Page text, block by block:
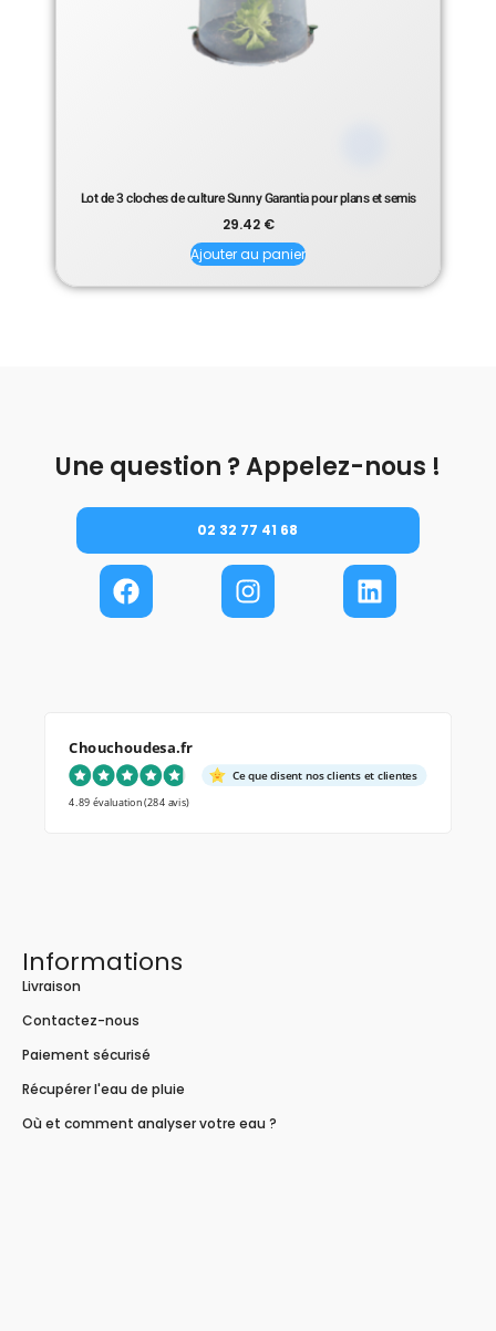
Lot de 3 cloches de culture Sunny Garantia pour plans et semis
29.42 €
Ajouter au panier
Une question ? Appelez-nous !
02 32 77 41 68
Chouchoudesa.fr
Ce que disent nos clients et clientes
4.89 évaluation(284 avis)
Informations
Livraison
Contactez-nous
Paiement sécurisé
Récupérer l'eau de pluie
Où et comment analyser votre eau ?